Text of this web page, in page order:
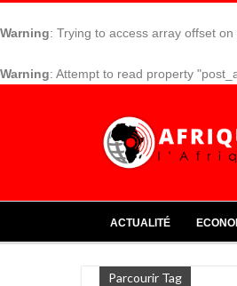
Warning: Trying to access array offset on
Warning: Attempt to read property
ACTUALITÉ
Parcourir Tag